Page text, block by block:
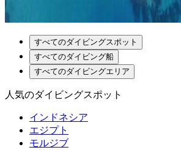
すべてのダイビングスポット
すべてのダイビング船
すべてのダイビングエリア
人気のダイビングスポット
インドネシア
エジプト
モルジブ